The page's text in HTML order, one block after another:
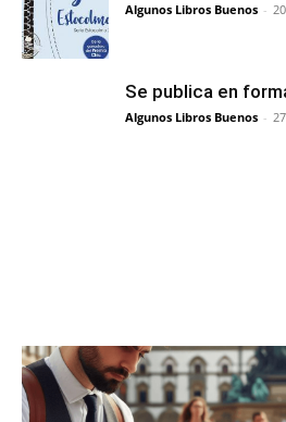
Algunos Libros Buenos -
Se publica en
Algunos Libros Buenos -